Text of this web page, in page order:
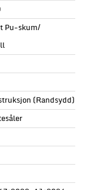
Pu-skum/
(Randsydd)